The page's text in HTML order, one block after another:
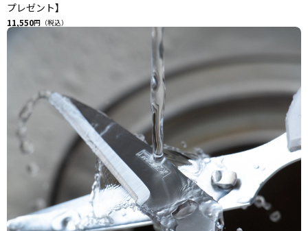
プレゼント】
11,550円（税込）